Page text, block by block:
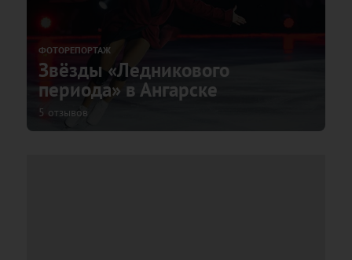
ФОТОРЕПОРТАЖ
Звёзды «Ледникового
периода» в Ангарске
5 отзывов